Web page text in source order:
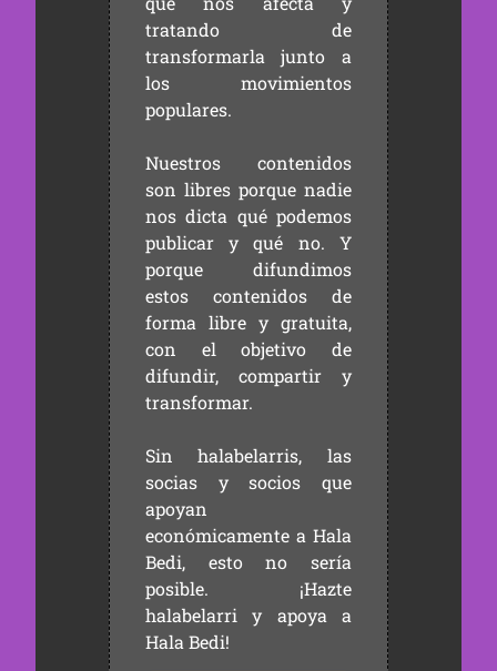
tratando de
transformarla junto a
los movimientos
populares.
Nuestros contenidos
son libres porque nadie
nos dicta qué podemos
publicar y qué no. Y
porque difundimos
estos contenidos de
forma libre y gratuita,
con el objetivo de
difundir, compartir y
transformar.
Sin halabelarris, las
socias y socios que
apoyan
económicamente a Hala
Bedi, esto no sería
posible. ¡Hazte
halabelarri y apoya a
Hala Bedi!